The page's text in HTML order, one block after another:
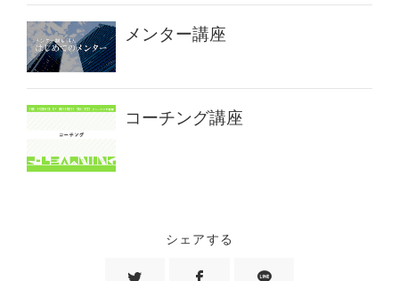
メンター講座
コーチング講座
シェアする